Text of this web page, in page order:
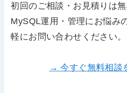
初回のご相談・お見積りは無
MySQL運用・管理にお悩み
軽にお問い合わせください。
→ 今すぐ無料相談